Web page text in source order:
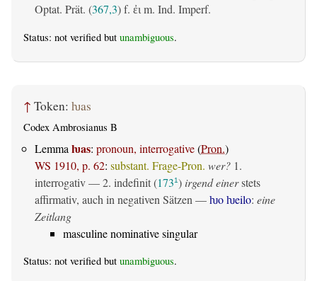
Optat. Prät. (367,3) f. ἐι m. Ind. Imperf.
Status: not verified but unambiguous.
↑ Token: ƕas
Codex Ambrosianus B
Lemma ƕas: pronoun, interrogative(Pron.)
WS 1910, p. 62: substant. Frage-Pron. wer? 1.
interrogativ— 2. indefinit(1731) irgend einerstets
affirmativ, auch in negativen Sätzen —ƕo ƕeilo: eine
Zeitlang
masculine nominative singular
Status: not verified but unambiguous.